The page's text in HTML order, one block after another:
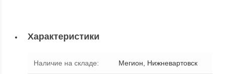
Характеристики
Наличие на складе: Мегион, Нижневартовск